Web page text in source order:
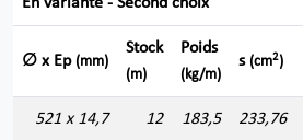
∅ x Ep (mm)
Stock
(m)
Poids
(kg/m)
s (cm2)
521 x 14,7 12 183,5 233,76